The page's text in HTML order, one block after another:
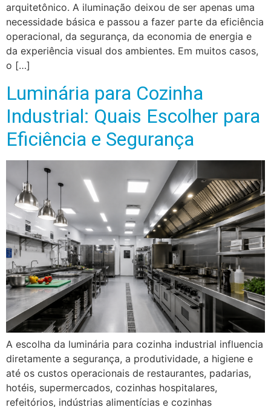
arquitetônico. A iluminação deixou de ser apenas uma
necessidade básica e passou a fazer parte da eficiência
operacional, da segurança, da economia de energia e
da experiência visual dos ambientes. Em muitos casos,
o […]
Luminária para Cozinha
Industrial: Quais Escolher para
Eficiência e Segurança
A escolha da luminária para cozinha industrial influencia
diretamente a segurança, a produtividade, a higiene e
até os custos operacionais de restaurantes, padarias,
hotéis, supermercados, cozinhas hospitalares,
refeitórios, indústrias alimentícias e cozinhas